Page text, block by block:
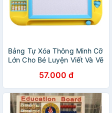
Bảng Tự Xóa Thông Minh Cỡ
Lớn Cho Bé Luyện Viết Và Vẽ
57.000 đ